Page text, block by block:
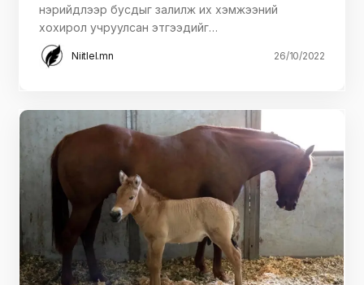
нэрийдлээр бусдыг залилж их хэмжээний
хохирол учруулсан этгээдийг…
Niitlel.mn 26/10/2022